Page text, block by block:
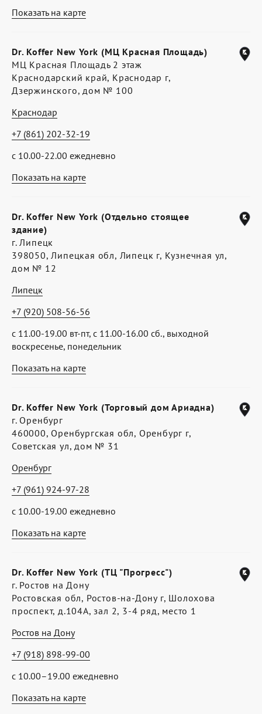
Показать на карте
Показать на карте
Dr. Koffer New York (МЦ Красная Площадь)
МЦ Красная Площадь 2 этаж
Краснодарский край, Краснодар г,
Дзержинского, дом № 100
Краснодар
с 10.00-22.00 ежедневно
+7 (861) 202-32-19
Показать на карте
Dr. Koffer New York (Отдельно стоящее
здание)
г. Липецк
398050, Липецкая обл, Липецк г, Кузнечная ул,
дом № 12
Липецк
с 11.00-19.00 вт-пт, с 11.00-16.00 сб., выходной
воскресенье, понедельник
+7 (920) 508-56-56
Показать на карте
Dr. Koffer New York (Торговый дом Ариадна)
г. Оренбург
460000, Оренбургская обл, Оренбург г,
Советская ул, дом № 31
Оренбург
с 10.00-19.00 ежедневно
+7 (961) 924-97-28
Показать на карте
Dr. Koffer New York (ТЦ "Прогресс")
г. Ростов на Дону
Ростовская обл, Ростов-на-Дону г, Шолохова
проспект, д.104А, зал 2, 3-4 ряд, место 1
Ростов на Дону
с 10.00–19.00 ежедневно
+7 (918) 898-99-00